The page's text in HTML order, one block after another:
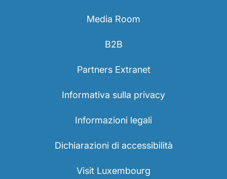
Media Room
B2B
Partners Extranet
Informativa sulla privacy
Informazioni legali
Dichiarazioni di accessibilità
Visit Luxembourg